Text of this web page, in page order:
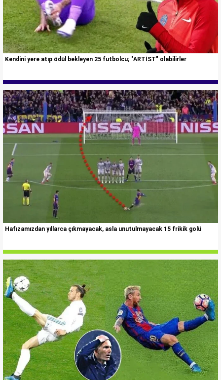
Kendini yere atıp ödül bekleyen 25 futbolcu; "ARTİST" olabilirler
Hafızamızdan yıllarca çıkmayacak, asla unutulmayacak 15 frikik golü